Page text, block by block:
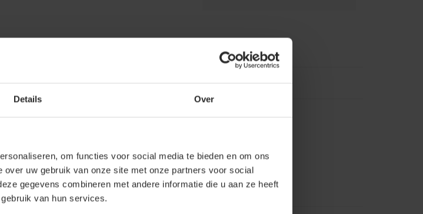
Details Over
om functies voor social media te bieden en om ons
uw gebruik van onze site met onze partners voor social
gegevens combineren met andere informatie die u aan ze heeft
van hun services.